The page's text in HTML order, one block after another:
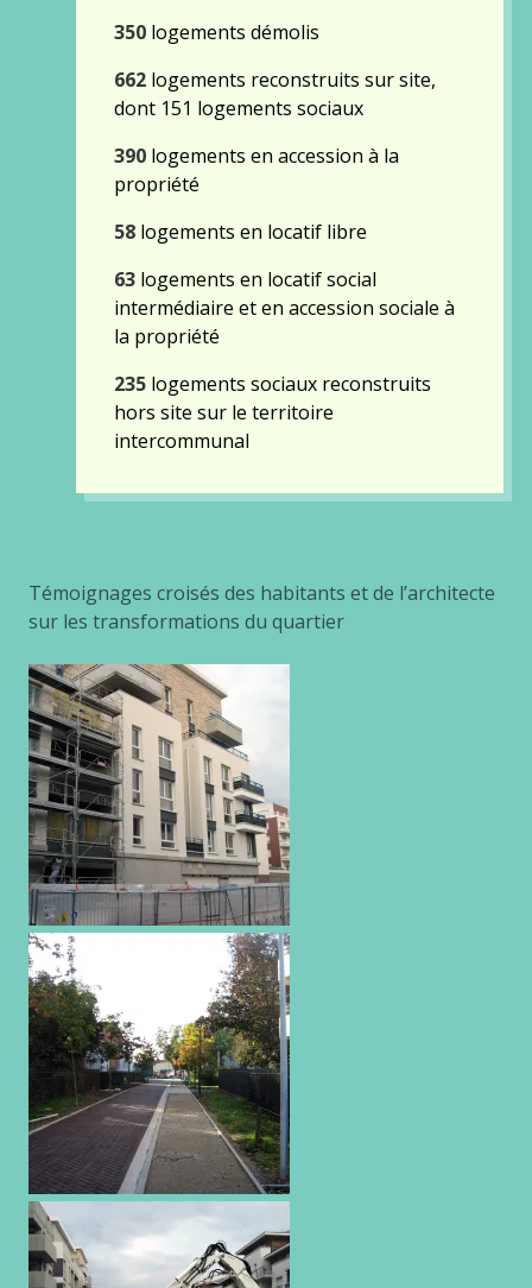
350 logements démolis
662 logements reconstruits sur site,
dont 151 logements sociaux
390 logements en accession à la
propriété
58 logements en locatif libre
63 logements en locatif social
intermédiaire et en accession sociale à
la propriété
235 logements sociaux reconstruits
hors site sur le territoire
intercommunal
Témoignages croisés des habitants et de l’architecte
sur les transformations du quartier
Gallery
images